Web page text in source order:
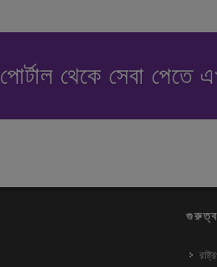
পোর্টাল থেকে সেবা পেতে